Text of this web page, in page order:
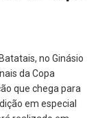
no Ginásio
da Copa
que chega para
em especial